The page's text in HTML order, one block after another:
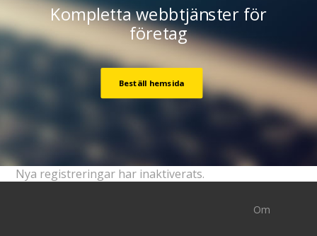
Kompletta webbtjänster för
företag
Beställ hemsida
Nya registreringar har inaktiverats.
Om